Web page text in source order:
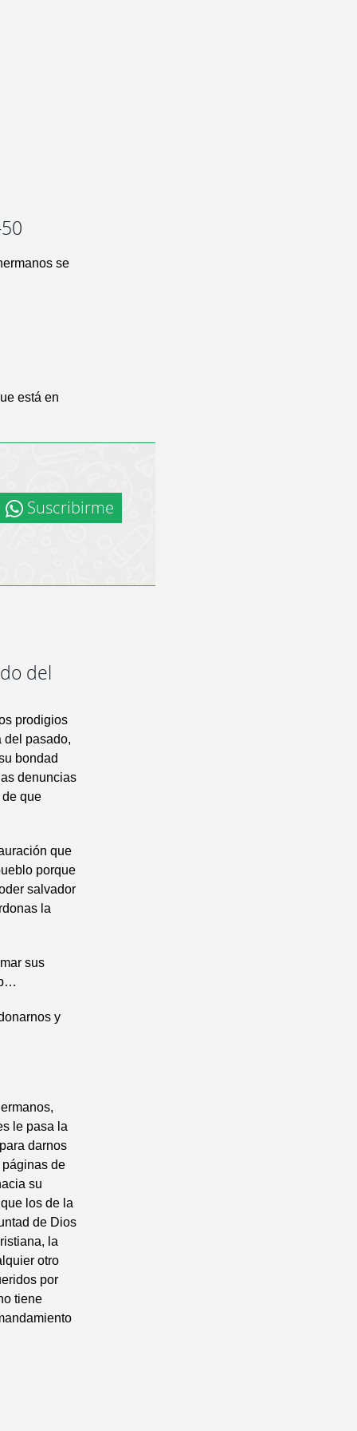
se
está en
Suscribirme
del
prodigios
del pasado,
bondad
denuncias
que
que
porque
salvador
la
sus
y
le pasa la
darnos
páginas de
su
los de la
de Dios
la
otro
por
tiene